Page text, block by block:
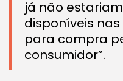
já não
disponíveis
para compra
consumidor”.